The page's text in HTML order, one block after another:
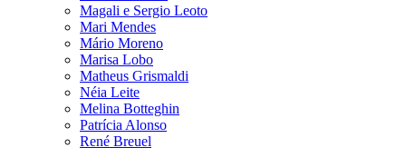
Magali e Sergio Leoto
Mari Mendes
Mário Moreno
Marisa Lobo
Matheus Grismaldi
Néia Leite
Melina Botteghin
Patrícia Alonso
René Breuel